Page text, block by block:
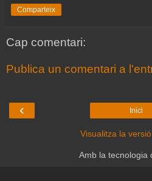
Comparteix
Cap comentari:
Publica un comentari a
‹ Inici
Visualitza la
Amb la tecnologia